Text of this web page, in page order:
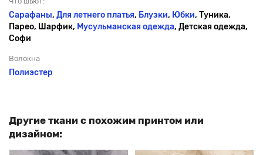
Сарафаны, Для летнего платья, Блузки, Юбки, Туника,
Парео, Шарфик, Мусульманская одежда, Детская одежда,
Софи
Волокна
Полиэстер
Другие ткани с похожим принтом или
дизайном: